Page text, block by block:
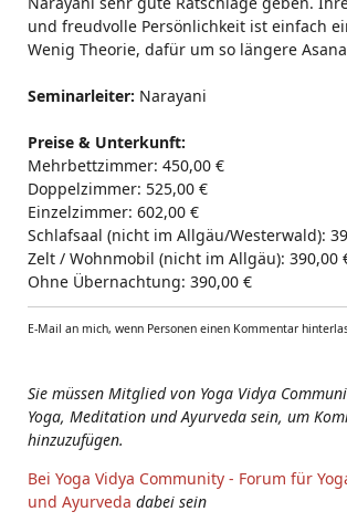
und freudvolle Persönlichkeit ist einfach
Wenig Theorie, dafür um so längere
Seminarleiter: Narayani
Preise & Unterkunft:
Mehrbettzimmer: 450,00 €
Doppelzimmer: 525,00 €
Einzelzimmer: 602,00 €
Schlafsaal (nicht im Allgäu/Westerwald):
Zelt / Wohnmobil (nicht im Allgäu): 390,00
Ohne Übernachtung: 390,00 €
E-Mail an mich, wenn Personen einen Kommentar
Sie müssen Mitglied von Yoga Vidya
Yoga, Meditation und Ayurveda sein, um
hinzuzufügen.
Bei Yoga Vidya Community - Forum für
und Ayurveda dabei sein